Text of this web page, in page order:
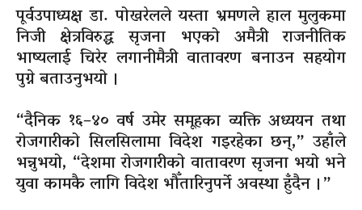
पूर्वउपाध्यक्ष डा. पोखरेलले यस्ता भ्रमणले हाल मुलुकमा
निजी क्षेत्रविरुद्ध सृजना भएको अमैत्री राजनीतिक
भाष्यलाई चिरेर लगानीमैत्री वातावरण बनाउन सहयोग
पुग्ने बताउनुभयो ।
“दैनिक १६–४० वर्ष उमेर समूहका व्यक्ति अध्ययन तथा
रोजगारीको सिलसिलामा विदेश गइरहेका छन्,” उहाँले
भन्नुभयो, “देशमा रोजगारीको वातावरण सृजना भयो भने
युवा कामकै लागि विदेश भौँतारिनुपर्ने अवस्था हुँदैन ।”